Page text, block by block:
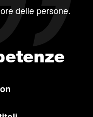
delle persone.